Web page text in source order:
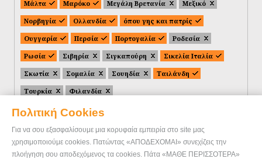
Πολιτική Cookies
Για να σου εξασφαλίσουμε μια κορυφαία εμπειρία στο site μας
χρησιμοποιούμε cookies. Πατώντας «ΑΠΟΔΕΧΟΜΑΙ» συνεχίζεις την
πλοήγηση σου αποδεχόμενος τα cookies. Πάτα «ΜΑΘΕ ΠΕΡΙΣΣΟΤΕΡΑ»
Μάλτα
Μαρόκο Μεγάλη Βρετανία
Μεξικό
Νορβηγία
Ολλανδία
όπου γης και πατρίς
Ουγγαρία
Περσία Πορτογαλία
Ροδεσία
Ρωσία
Σιβηρία Σιγκαπούρη
Σικελία Ιταλία
Σκωτία
Σομαλία Σουηδία
Ταιλάνδη
Τουρκία
Φιλανδία